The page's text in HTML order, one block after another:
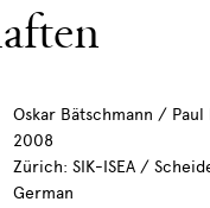
Oskar Bätschmann /
2008
Zürich: SIK-ISEA /
German